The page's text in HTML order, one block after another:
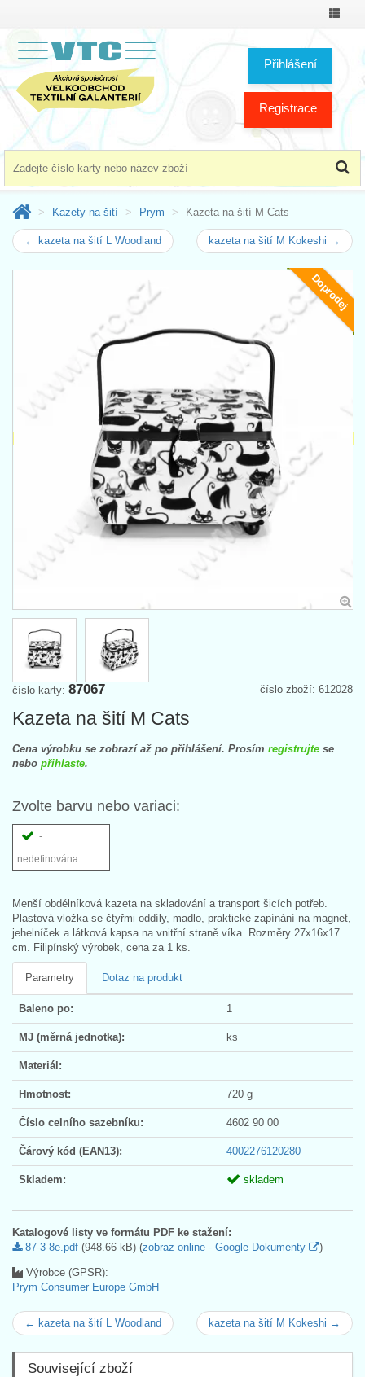
Přihlášení
Registrace
Kazety na šití Prym Kazeta na šití M Cats
← kazeta na šití L Woodland kazeta na šití M Kokeshi →
Doprodej
číslo zboží: 612028
číslo karty: 87067
Kazeta na šití M Cats
Cena výrobku se zobrazí až po přihlášení. Prosím registrujte se
nebo přihlaste.
Zvolte barvu nebo variaci:
-
nedefinována
Menší obdélníková kazeta na skladování a transport šicích potřeb.
Plastová vložka se čtyřmi oddíly, madlo, praktické zapínání na magnet,
jehelníček a látková kapsa na vnitřní straně víka. Rozměry 27x16x17
cm. Filipínský výrobek, cena za 1 ks.
Parametry Dotaz na produkt
Baleno po: 1
MJ (měrná jednotka): ks
Materiál:
Hmotnost: 720 g
Číslo celního sazebníku: 4602 90 00
Čárový kód (EAN13): 4002276120280
Skladem: skladem
Katalogové listy ve formátu PDF ke stažení:
87-3-8e.pdf (948.66 kB) (zobraz online - Google Dokumenty )
Výrobce (GPSR):
Prym Consumer Europe GmbH
← kazeta na šití L Woodland kazeta na šití M Kokeshi →
Související zboží